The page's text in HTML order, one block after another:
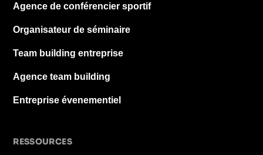
Agence de conférencier sportif
Organisateur de séminaire
Team building entreprise
Agence team building
Entreprise évenementiel
RESSOURCES